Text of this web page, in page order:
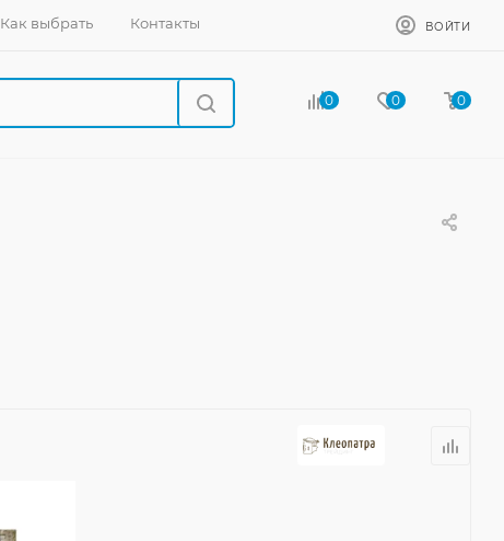
Как выбрать Контакты ВОЙТИ
0 0 0